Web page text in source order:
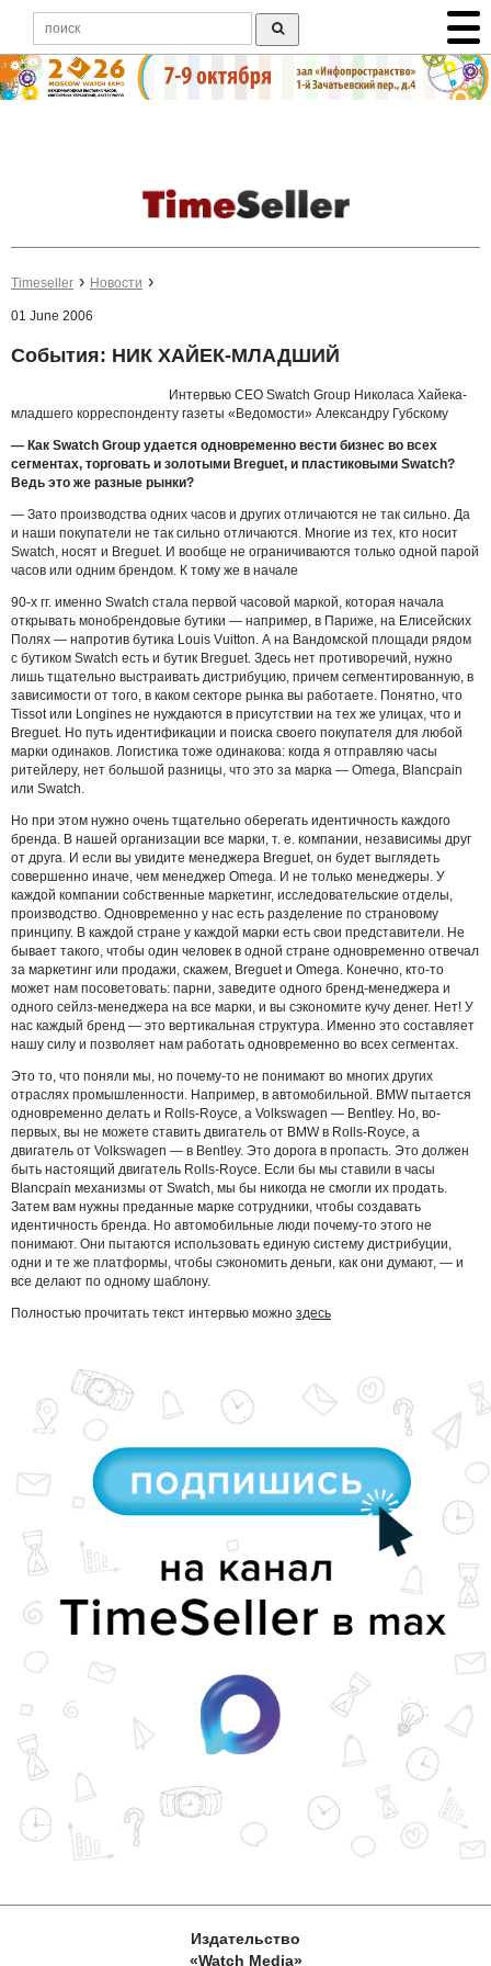
Timeseller Новости
01 June 2006
События: НИК ХАЙЕК-МЛАДШИЙ
Интервью СЕО Swatch Group Николаса Хайека-
младшего корреспонденту газеты «Ведомости» Александру Губскому
— Как Swatch Group удается одновременно вести бизнес во всех
сегментах, торговать и золотыми Breguet, и пластиковыми Swatch?
Ведь это же разные рынки?
— Зато производства одних часов и других отличаются не так сильно. Да
и наши покупатели не так сильно отличаются. Многие из тех, кто носит
Swatch, носят и Breguet. И вообще не ограничиваются только одной парой
часов или одним брендом. К тому же в начале
90-х гг. именно Swatch стала первой часовой маркой, которая начала
открывать монобрендовые бутики — например, в Париже, на Елисейских
Полях — напротив бутика Louis Vuitton. А на Вандомской площади рядом
с бутиком Swatch есть и бутик Breguet. Здесь нет противоречий, нужно
лишь тщательно выстраивать дистрибуцию, причем сегментированную, в
зависимости от того, в каком секторе рынка вы работаете. Понятно, что
Tissot или Longines не нуждаются в присутствии на тех же улицах, что и
Breguet. Но путь идентификации и поиска своего покупателя для любой
марки одинаков. Логистика тоже одинакова: когда я отправляю часы
ритейлеру, нет большой разницы, что это за марка — Omega, Blancpain
или Swatch.
Но при этом нужно очень тщательно оберегать идентичность каждого
бренда. В нашей организации все марки, т. е. компании, независимы друг
от друга. И если вы увидите менеджера Breguet, он будет выглядеть
совершенно иначе, чем менеджер Omega. И не только менеджеры. У
каждой компании собственные маркетинг, исследовательские отделы,
производство. Одновременно у нас есть разделение по страновому
принципу. В каждой стране у каждой марки есть свои представители. Не
бывает такого, чтобы один человек в одной стране одновременно отвечал
за маркетинг или продажи, скажем, Breguet и Omega. Конечно, кто-то
может нам посоветовать: парни, заведите одного бренд-менеджера и
одного сейлз-менеджера на все марки, и вы сэкономите кучу денег. Нет! У
нас каждый бренд — это вертикальная структура. Именно это составляет
нашу силу и позволяет нам работать одновременно во всех сегментах.
Это то, что поняли мы, но почему-то не понимают во многих других
отраслях промышленности. Например, в автомобильной. BMW пытается
одновременно делать и Rolls-Royce, а Volkswagen — Bentley. Но, во-
первых, вы не можете ставить двигатель от BMW в Rolls-Royce, а
двигатель от Volkswagen — в Bentley. Это дорога в пропасть. Это должен
быть настоящий двигатель Rolls-Royce. Если бы мы ставили в часы
Blancpain механизмы от Swatch, мы бы никогда не смогли их продать.
Затем вам нужны преданные марке сотрудники, чтобы создавать
идентичность бренда. Но автомобильные люди почему-то этого не
понимают. Они пытаются использовать единую систему дистрибуции,
одни и те же платформы, чтобы сэкономить деньги, как они думают, — и
все делают по одному шаблону.
Полностью прочитать текст интервью можно здесь
Издательство
«Watch Media»